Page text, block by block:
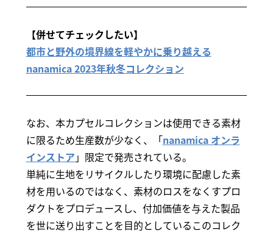
【併せてチェックしたい】
都市と野外の境界線を軽やかに乗り越える
nanamica 2023年秋冬コレクション
なお、本カプセルコレクションは使用できる素材
に限るため生産数が少なく、「nanamica オンラ
インストア 」限定で発売されている。
単純に生地をリサイクルしたり環境に配慮した素
材を用いるのではなく、素材のロスをなくすプロ
ダクトをプロデュースし、付加価値を与えた製品
を世に送り出すことを目的としているこのコレク